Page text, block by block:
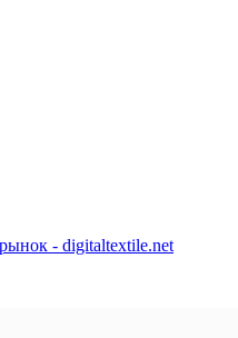
- digitaltextile.net